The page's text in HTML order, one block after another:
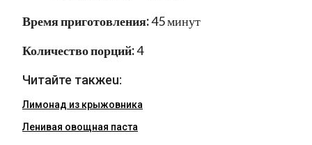
Время приготовления:45 минут
Количество порций:4
Читайте такжеu:
Лимонад из крыжовника
Ленивая овощная паста